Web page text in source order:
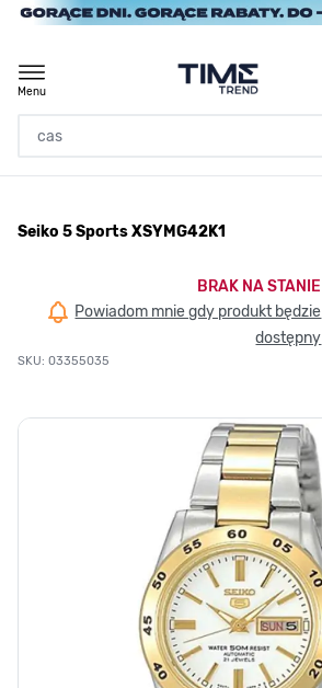
Przejdź do treści
Menu
/
Seiko 5 Sports XSYMG42K1
Seiko 5 Sports XSYMG42K1
BRAK NA STANIE
Powiadom mnie gdy produkt będzie
dostępny
SKU: 03355035